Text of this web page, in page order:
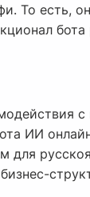
То есть,
бота
ИИ